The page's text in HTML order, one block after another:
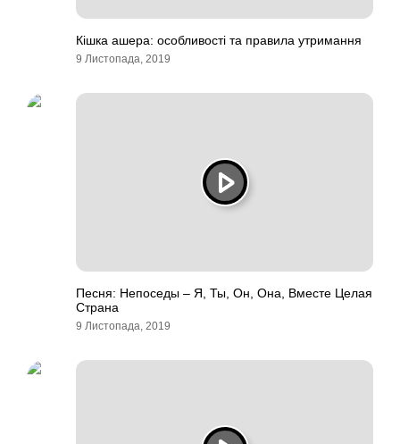
Кішка ашера: особливості та правила утримання
9 Листопада, 2019
Песня: Непоседы – Я, Ты, Он, Она, Вместе Целая
Страна
9 Листопада, 2019